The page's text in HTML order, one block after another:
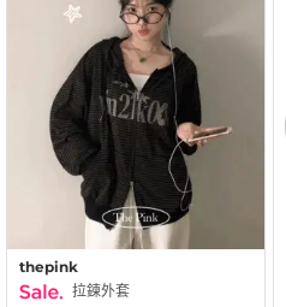
thepink
拉鍊外套